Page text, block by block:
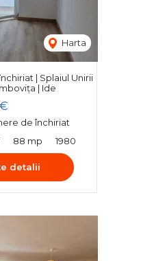
Harta
| Splaiul Unirii
| Ide
de închiriat
88 mp 1980
detalii